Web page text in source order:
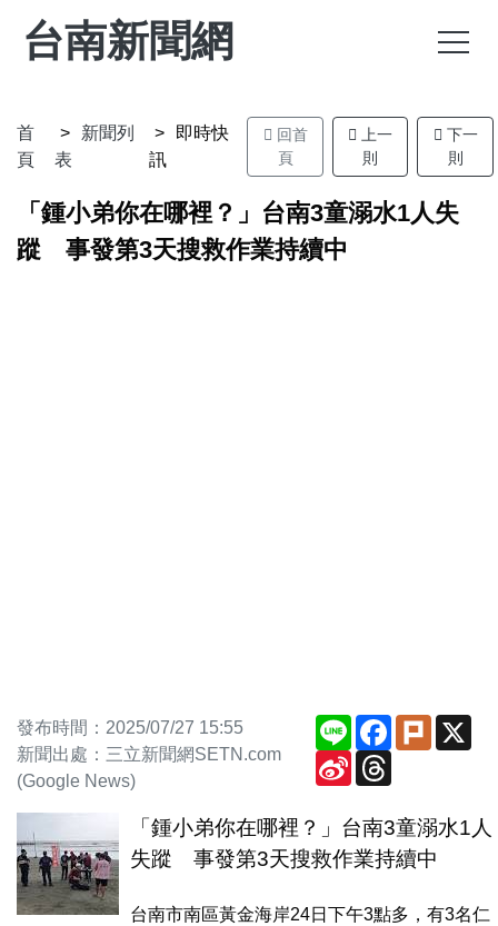
台南新聞網
首
頁
新聞列
表
即時快
訊
回首
頁
上一
則
下一
則
「鍾小弟你在哪裡？」台南3童溺水1人失
蹤 事發第3天搜救作業持續中
發布時間：2025/07/27 15:55
新聞出處：三立新聞網SETN.com
(Google News)
Line Facebook
Plurk
Sina
Weibo
「鍾小弟你在哪裡？」台南3童溺水1人
失蹤 事發第3天搜救作業持續中
台南市南區黃金海岸24日下午3點多，有3名仁